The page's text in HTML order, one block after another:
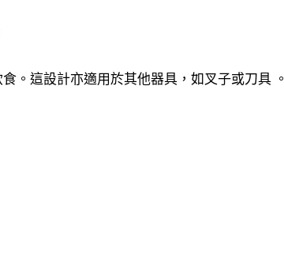
。這設計亦適用於其他器具，如叉子或刀具 。